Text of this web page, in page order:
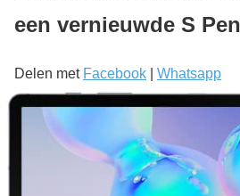
een vernieuwde S
Delen met Facebook Whatsapp